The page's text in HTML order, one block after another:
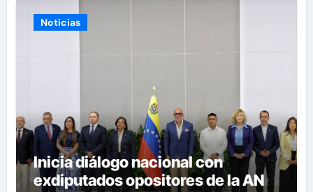
Noticias
Inicia diálogo nacional con
exdiputados opositores de la AN